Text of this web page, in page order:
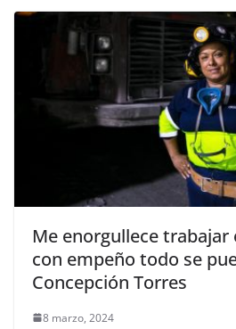
Me enorgullece trabajar
con empeño todo se
Concepción Torres
8 marzo, 2024